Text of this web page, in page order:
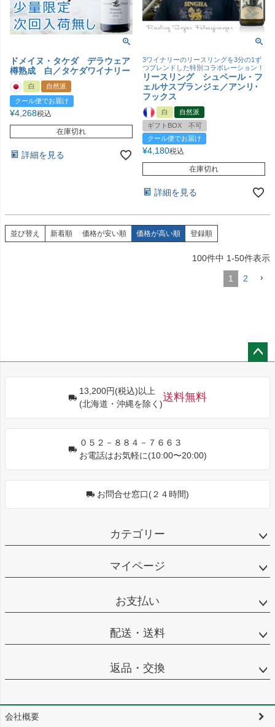
ドメイヌ・タケダ デラウェア
樽熟成 白／タケダワイナリー
白
自然派
クール便でお届け
¥4,268税込
在庫切れ
詳細を見る
3ワイナリーのリースリングを3分の1ず
つブレンドした特別コラボレーション！
リースリング シュペール・フ
ェルサスプランジェ／アンリ･
フックス
白
自然派
ギフトBOX 不可
クール便でお届け
¥4,180税込
在庫切れ
詳細を見る
並び替え 新着順 価格が安い順 価格が高い順 登録順
100件中 1-50件表示
1 2
13,200円(税込)以上
(北海道・沖縄を除く)
送料無料
０５２－８８４－７６６３
お電話はお気軽に(10:00〜20:00)
お問合せ窓口(２４時間)
カテゴリー
マイページ
お支払い
配送・送料
返品・交換
会社概要